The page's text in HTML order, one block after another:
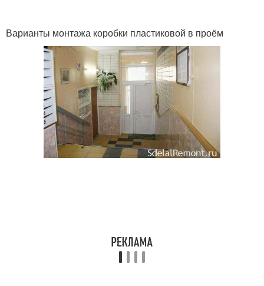
Варианты монтажа коробки пластиковой в проём